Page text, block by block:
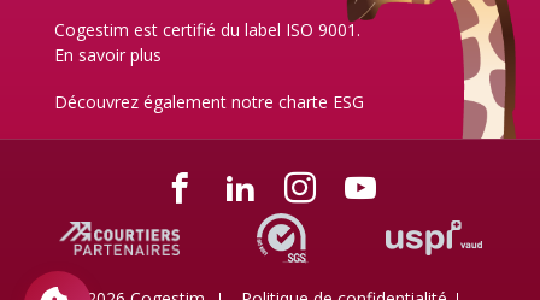
Cogestim est certifié du label ISO 9001.
En savoir plus
Découvrez également notre charte ESG